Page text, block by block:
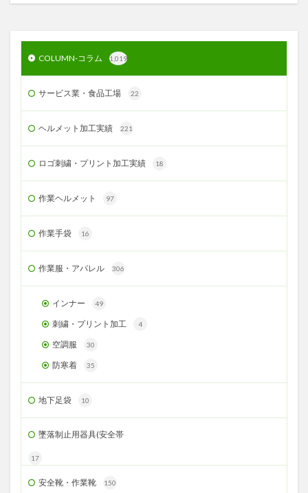
COLUMN-コラム 1,019
サービス業・食品工場 22
ヘルメット加工実績 221
ロゴ刺繍・プリント加工実績 18
作業ヘルメット 97
作業手袋 16
作業服・アパレル 306
インナー 49
刺繍・プリント加工 4
空調服 30
防寒着 35
地下足袋 10
墜落制止用器具(安全帯
17
安全靴・作業靴 150